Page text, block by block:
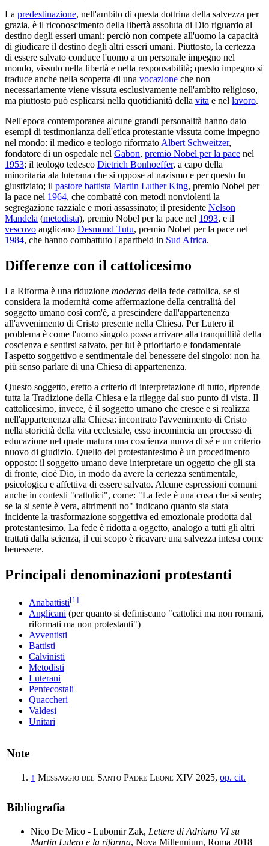
La predestinazione, nell'ambito di questa dottrina della salvezza per
grazia, è il riconoscimento della libertà assoluta di Dio riguardo al
destino degli esseri umani: perciò non compete all'uomo la capacità
di giudicare il destino degli altri esseri umani. Piuttosto, la certezza
di essere salvato conduce l'uomo a un personale impegno nel
mondo, vissuto nella libertà e nella responsabilità; questo impegno si
traduce anche nella scoperta di una vocazione che non
necessariamente viene vissuta esclusivamente nell'ambito religioso,
ma piuttosto può esplicarsi nella quotidianità della vita e nel lavoro.
Nell'epoca contemporanea alcune grandi personalità hanno dato
esempi di testimonianza dell'etica protestante vissuta come impegno
nel mondo: il medico e teologo riformato Albert Schweitzer,
fondatore di un ospedale nel Gabon, premio Nobel per la pace nel
1953; il teologo tedesco Dietrich Bonhoeffer, a capo della
minoritaria ala luterana che si oppose al nazismo e per questo fu
giustiziato; il pastore battista Martin Luther King, premio Nobel per
la pace nel 1964, che combatté con metodi nonviolenti la
segregazione razziale e morì assassinato; il presidente Nelson
Mandela (metodista), premio Nobel per la pace nel 1993, e il
vescovo anglicano Desmond Tutu, premio Nobel per la pace nel
1984, che hanno combattuto l'apartheid in Sud Africa.
Differenze con il cattolicesimo
La Riforma è una riduzione moderna della fede cattolica, se si
considera la modernità come affermazione della centralità del
soggetto umano così com'è, a prescindere dall'appartenenza
all'avvenimento di Cristo presente nella Chiesa. Per Lutero il
problema è come l'uomo singolo possa arrivare alla tranquillità della
coscienza e sentirsi salvato, per lui è prioritario e fondamentale
l'aspetto soggettivo e sentimentale del benessere del singolo: non ha
più senso parlare di una Chiesa di appartenenza.
Questo soggetto, eretto a criterio di interpretazione di tutto, riprende
tutta la Tradizione della Chiesa e la rilegge dal suo punto di vista. Il
cattolicesimo, invece, è il soggetto umano che cresce e si realizza
nell'appartenenza alla Chiesa: incontrato l'avvenimento di Cristo
nella storicità della vita ecclesiale, esso incomincia un processo di
educazione nel quale matura una coscienza nuova di sé e un criterio
nuovo di giudizio. Quello del protestantesimo è un procedimento
opposto: il soggetto umano deve interpretare un oggetto che gli sta
di fronte, cioè Dio, in modo da avere la certezza sentimentale,
psicologica e affettiva di essere salvato. Alcune espressioni comuni
anche in contesti "cattolici", come: "La fede è una cosa che si sente;
se la si sente è vera, altrimenti no" indicano quanto sia stata
incidente la trasformazione soggettiva ed emozionale prodotta dal
protestantesimo. La fede è ridotta a oggetto, analogo a tutti gli altri
trattati dalla scienza, il cui scopo è ricavare una salvezza intesa come
benessere.
Principali denominazioni protestanti
Anabattisti[1 ]
Anglicani (per quanto si definiscano "cattolici ma non romani,
riformati ma non protestanti")
Avventisti
Battisti
Calvinisti
Metodisti
Luterani
Pentecostali
Quaccheri
Valdesi
Unitari
Note
↑ Messaggio del Santo Padre Leone XIV 2025, op. cit.
Bibliografia
Nico De Mico - Lubomir Zak, Lettere di Adriano VI su
Martin Lutero e la riforma, Nova Millennium, Roma 2018